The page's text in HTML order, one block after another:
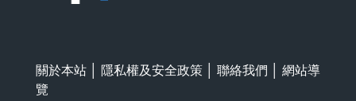
關於本站 隱私權及安全政策 聯絡我們
網站導
覽